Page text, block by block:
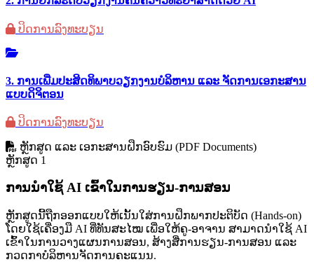
ປິດການລົງທະບຽນ
3. ການເພີ່ມປະສິດທິພາບວຽກງານບໍລິຫານ ແລະ ຈັດການເອກະສານ
ແບບດິຈິຕອນ
ປິດການລົງທະບຽນ
ຫຼັກສູດ ແລະ ເອກະສານຝຶກອົບຮົມ (PDF Documents)
ຫຼັກສູດ 1
ການນໍາໃຊ້ AI ເຂົ້າໃນການຮຽນ-ການສອນ
ຫຼັກສູດນີ້ຖືກອອກແບບໃຫ້ເນັ້ນໃສ່ການຝຶກພາກປະຕິບັດ (Hands-on)
ໂດຍໃຊ້ເຄື່ອງມື AI ທີ່ທັນສະໄໝ ເພື່ອໃຫ້ຄູ-ອາຈານ ສາມາດນໍາໃຊ້ AI
ເຂົ້າໃນການວາງແຜນການສອນ, ສ້າງສື່ການຮຽນ-ການສອນ ແລະ
ກວດກາບໍລິຫານຈັດການຄະແນນ.